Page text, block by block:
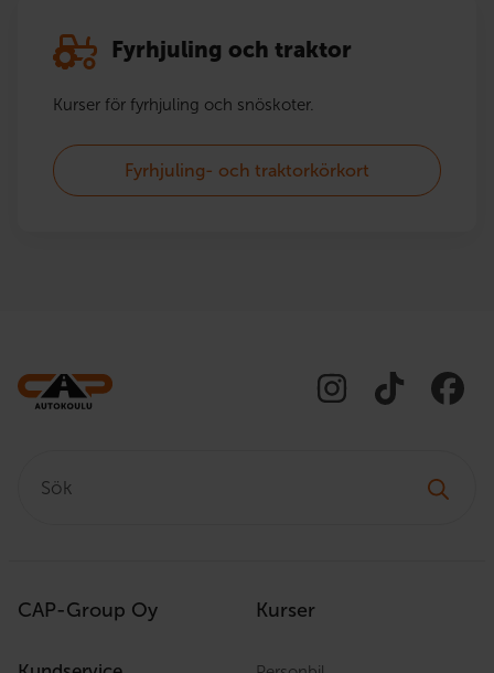
Fyrhjuling och traktor
Kurser för fyrhjuling och snöskoter.
Fyrhjuling- och traktorkörkort
CAP-Group Oy Kurser